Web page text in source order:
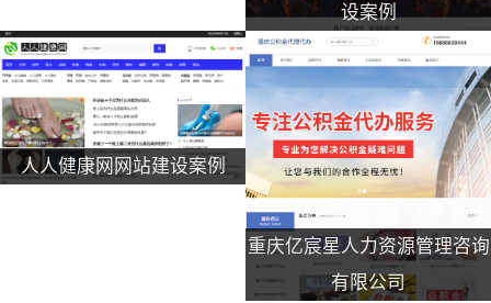
设案例
人人健康网网站建设案例
重庆亿宸星人力资源管理咨询
有限公司